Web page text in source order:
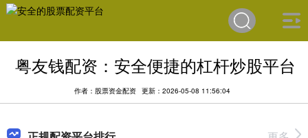
粤友钱配资：安全便捷的杠杆炒股平台
作者：股票资金配资 更新：2026-05-08 11:56:04